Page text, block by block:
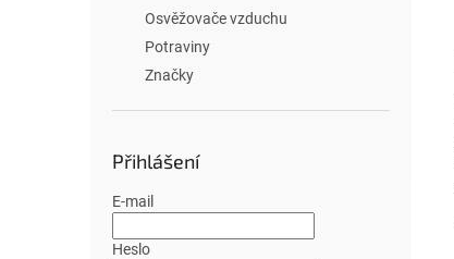
Osvěžovače vzduchu
Potraviny
Značky
Přihlášení
E-mail
Heslo